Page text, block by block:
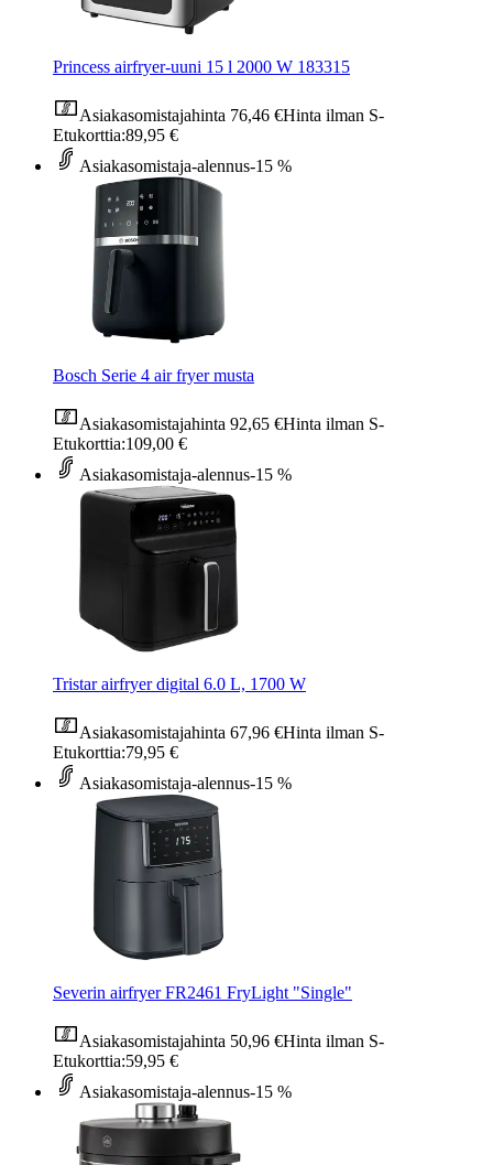
Princess airfryer-uuni 15 l 2000 W 183315
Asiakasomistajahinta 76,46 €Hinta ilman S-
Etukorttia:89,95 €
Asiakasomistaja-alennus-15 %
Bosch Serie 4 air fryer musta
Asiakasomistajahinta 92,65 €Hinta ilman S-
Etukorttia:109,00 €
Asiakasomistaja-alennus-15 %
Tristar airfryer digital 6.0 L, 1700 W
Asiakasomistajahinta 67,96 €Hinta ilman S-
Etukorttia:79,95 €
Asiakasomistaja-alennus-15 %
Severin airfryer FR2461 FryLight "Single"
Asiakasomistajahinta 50,96 €Hinta ilman S-
Etukorttia:59,95 €
Asiakasomistaja-alennus-15 %